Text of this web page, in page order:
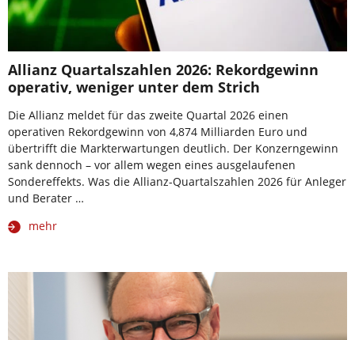
Allianz Quartalszahlen 2026: Rekordgewinn
operativ, weniger unter dem Strich
Die Allianz meldet für das zweite Quartal 2026 einen
operativen Rekordgewinn von 4,874 Milliarden Euro und
übertrifft die Markterwartungen deutlich. Der Konzerngewinn
sank dennoch – vor allem wegen eines ausgelaufenen
Sondereffekts. Was die Allianz-Quartalszahlen 2026 für Anleger
und Berater …
mehr